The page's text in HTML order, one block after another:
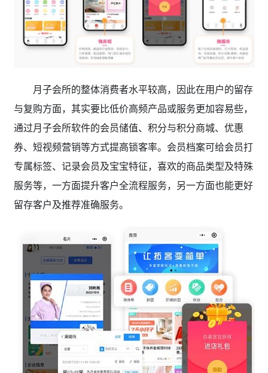
月子会所的整体消费者水平较高，因此在用户的留存
与复购方面，其实要比低价高频产品或服务更加容易些，
通过月子会所软件的会员储值、积分与积分商城、优惠
券、短视频营销等方式提高锁客率。会员档案可给会员打
专属标签、记录会员及宝宝特征，喜欢的商品类型及特殊
服务等，一方面提升客户全流程服务，另一方面也能更好
留存客户及推荐准确服务。